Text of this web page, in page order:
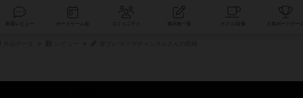
コミュニティ